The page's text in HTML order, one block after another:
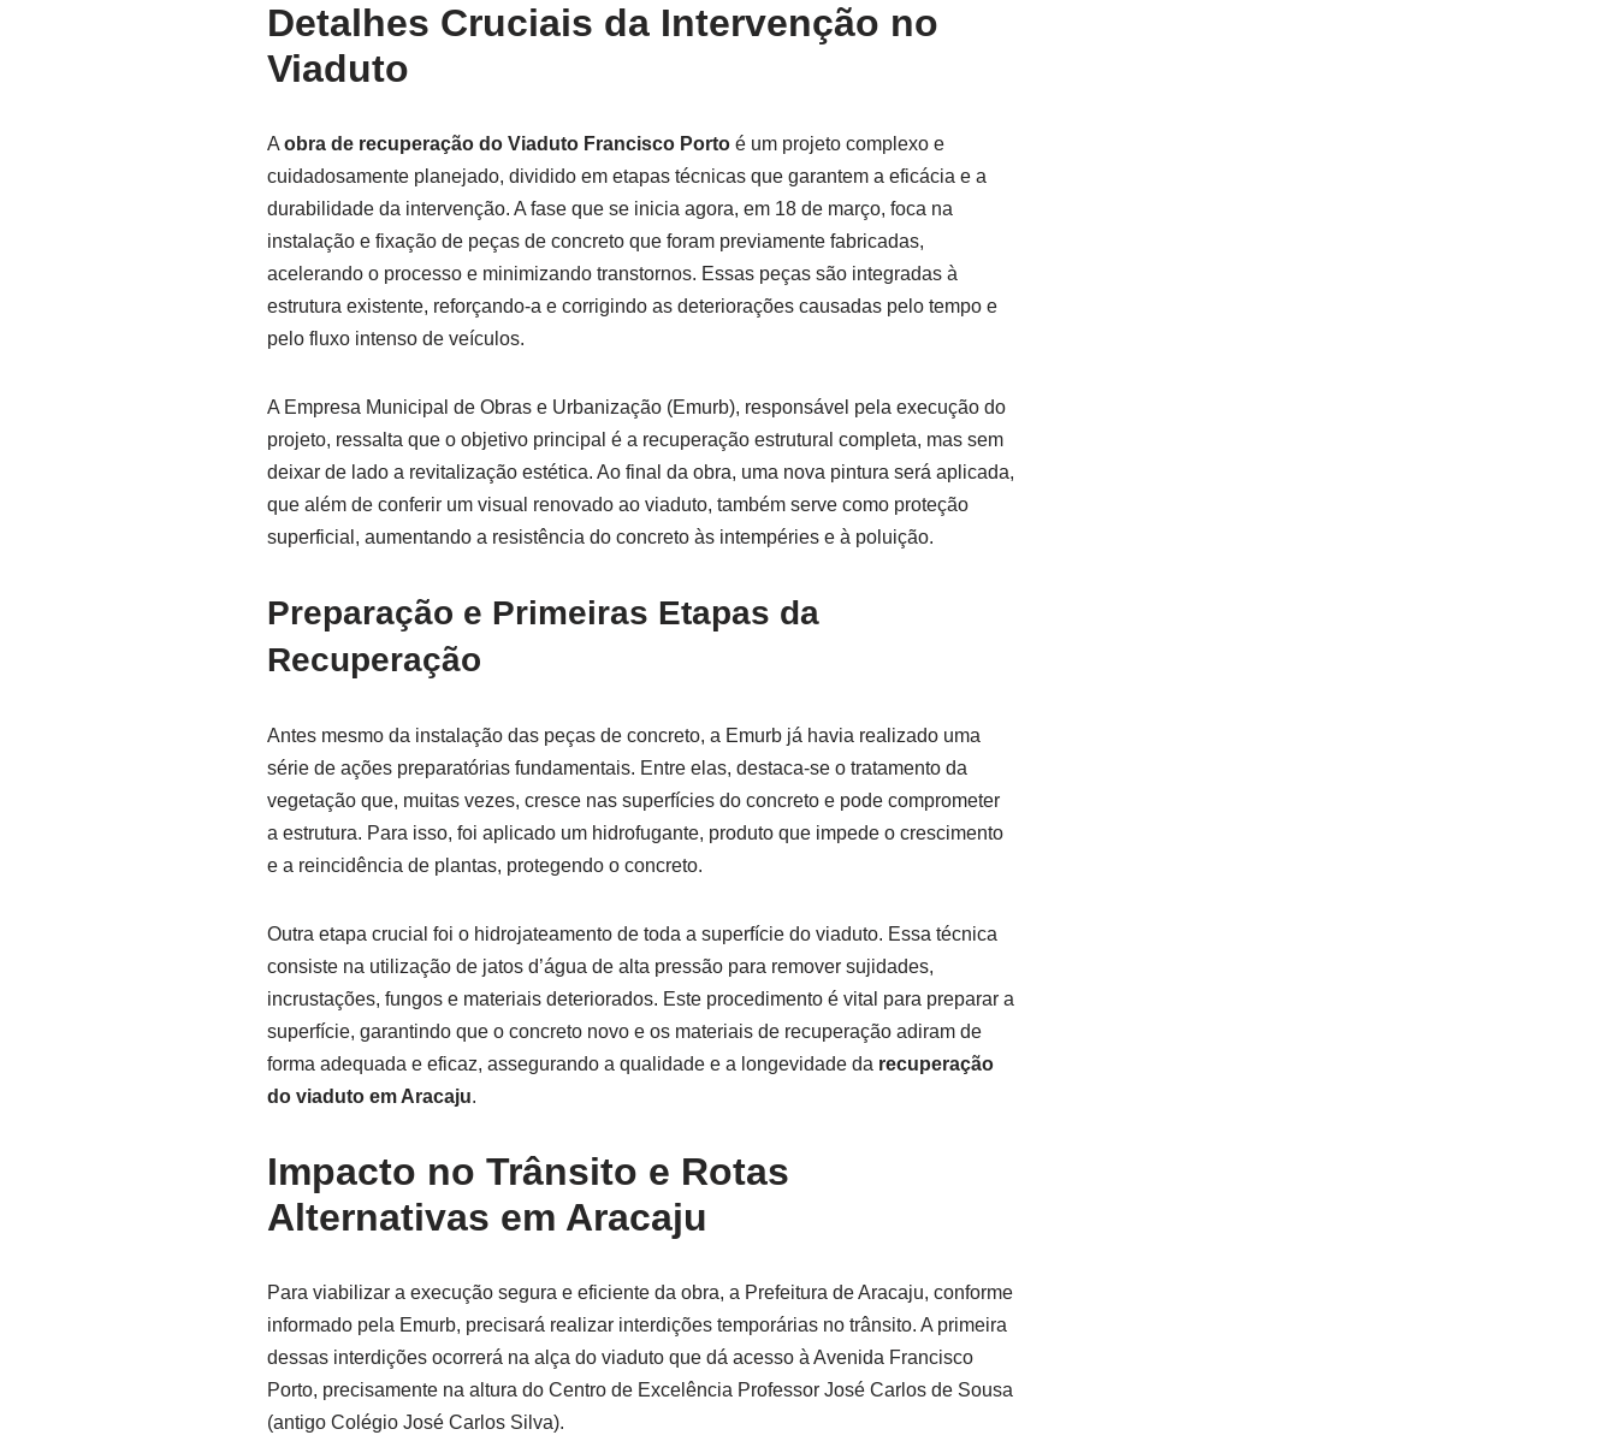
Detalhes Cruciais da Intervenção no
Viaduto
A obra de recuperação do Viaduto Francisco Porto é um projeto complexo e
cuidadosamente planejado, dividido em etapas técnicas que garantem a eficácia e a
durabilidade da intervenção. A fase que se inicia agora, em 18 de março, foca na
instalação e fixação de peças de concreto que foram previamente fabricadas,
acelerando o processo e minimizando transtornos. Essas peças são integradas à
estrutura existente, reforçando-a e corrigindo as deteriorações causadas pelo tempo e
pelo fluxo intenso de veículos.
A Empresa Municipal de Obras e Urbanização (Emurb), responsável pela execução do
projeto, ressalta que o objetivo principal é a recuperação estrutural completa, mas sem
deixar de lado a revitalização estética. Ao final da obra, uma nova pintura será aplicada,
que além de conferir um visual renovado ao viaduto, também serve como proteção
superficial, aumentando a resistência do concreto às intempéries e à poluição.
Preparação e Primeiras Etapas da
Recuperação
Antes mesmo da instalação das peças de concreto, a Emurb já havia realizado uma
série de ações preparatórias fundamentais. Entre elas, destaca-se o tratamento da
vegetação que, muitas vezes, cresce nas superfícies do concreto e pode comprometer
a estrutura. Para isso, foi aplicado um hidrofugante, produto que impede o crescimento
e a reincidência de plantas, protegendo o concreto.
Outra etapa crucial foi o hidrojateamento de toda a superfície do viaduto. Essa técnica
consiste na utilização de jatos d’água de alta pressão para remover sujidades,
incrustações, fungos e materiais deteriorados. Este procedimento é vital para preparar a
superfície, garantindo que o concreto novo e os materiais de recuperação adiram de
forma adequada e eficaz, assegurando a qualidade e a longevidade da recuperação
do viaduto em Aracaju.
Impacto no Trânsito e Rotas
Alternativas em Aracaju
Para viabilizar a execução segura e eficiente da obra, a Prefeitura de Aracaju, conforme
informado pela Emurb, precisará realizar interdições temporárias no trânsito. A primeira
dessas interdições ocorrerá na alça do viaduto que dá acesso à Avenida Francisco
Porto, precisamente na altura do Centro de Excelência Professor José Carlos de Sousa
(antigo Colégio José Carlos Silva).